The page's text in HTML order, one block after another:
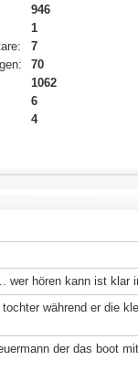
946
1
7
70
1062
6
4
wer hören kann ist klar
während er die
der das boot